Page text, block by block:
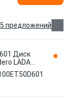
предложений
Диск
LADA